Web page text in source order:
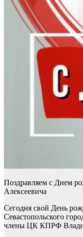
Поздравляем с Днем
Алексеевича
Сегодня свой День
Севастопольского
члены ЦК КПРФ